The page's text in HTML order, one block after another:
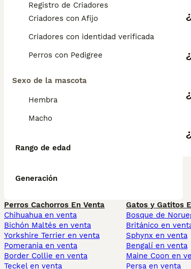
Registro de Criadores
Criadores con Afijo
Criadores con identidad verificada
Perros con Pedigree
Sexo de la mascota
Hembra
Macho
Rango de edad
Generación
Perros Cachorros En Venta
Chihuahua en venta
Bichón Maltés en venta
Yorkshire Terrier en venta
Pomerania en venta
Border Collie en venta
Teckel en venta
Gatos y Gatitos
Bosque de
Británico en
Sphynx en venta
Bengalí en venta
Maine Coon en
Persa en venta